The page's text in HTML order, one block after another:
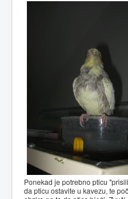
Ponekad je potrebno pticu
da pticu ostavite u kavezu, te